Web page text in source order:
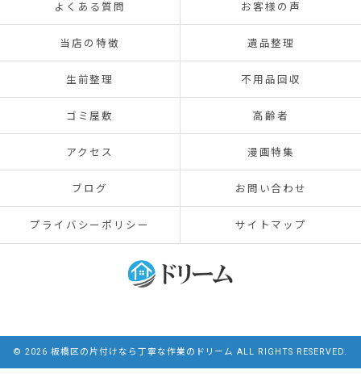
よくある質問 お客様の声
当店の特徴 遺品整理
生前整理 不用品回収
ゴミ屋敷 高齢者
アクセス 漫画特集
ブログ お問い合わせ
プライバシーポリシー サイトマップ
© 2026 板橋区の片付けなら丁寧な作業のドリーム ALL RIGHTS RESERVED.